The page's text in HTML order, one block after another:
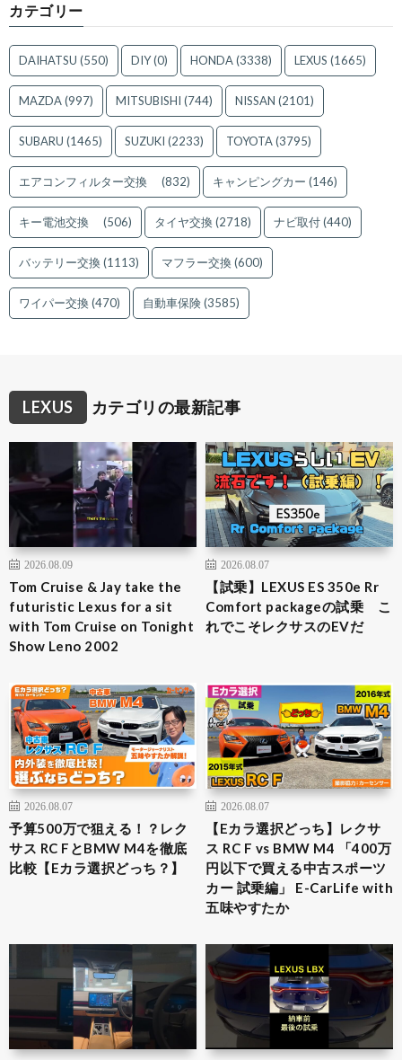
カテゴリー
DAIHATSU (550) DIY(0) HONDA(3338) LEXUS (1665)
MAZDA(997) MITSUBISHI (744) NISSAN (2101)
SUBARU (1465) SUZUKI (2233) TOYOTA(3795)
エアコンフィルター交換 (832) キャンピングカー (146)
キー電池交換 (506) タイヤ交換(2718) ナビ取付(440)
バッテリー交換(1113) マフラー交換(600)
ワイパー交換(470) 自動車保険(3585)
LEXUS カテゴリの最新記事
2026.08.09
Tom Cruise & Jay take the
futuristic Lexus for a sit
with Tom Cruise on Tonight
Show Leno 2002
2026.08.07
【試乗】LEXUS ES 350e Rr
Comfort packageの試乗 こ
れでこそレクサスのEVだ
2026.08.07
予算500万で狙える！？レク
サス RC FとBMW M4を徹底
比較【Eカラ選択どっち？】
2026.08.07
【Eカラ選択どっち】レクサ
ス RC F vs BMW M4 「400万
円以下で買える中古スポーツ
カー 試乗編」 E-CarLife with
五味やすたか